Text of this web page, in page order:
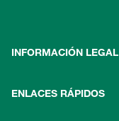
INFORMACIÓN LEGAL
ENLACES RÁPIDOS